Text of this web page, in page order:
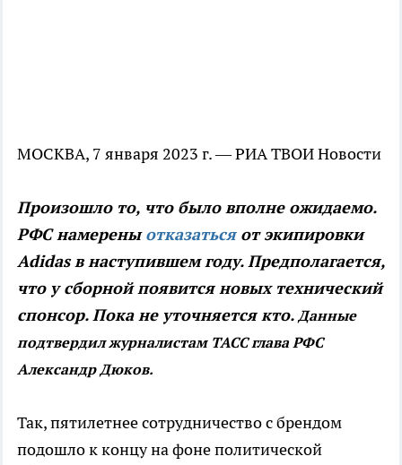
МОСКВА, 7 января 2023 г. — РИА ТВОИ Новости
Произошло то, что было вполне ожидаемо.
РФС намереныотказатьсяот экипировки
Adidas в наступившем году. Предполагается,
что у сборной появится новых технический
спонсор. Пока не уточняется кто. Данные
подтвердил журналистам ТАСС глава РФС
Александр Дюков.
Так, пятилетнее сотрудничество с брендом
подошло к концу на фоне политической